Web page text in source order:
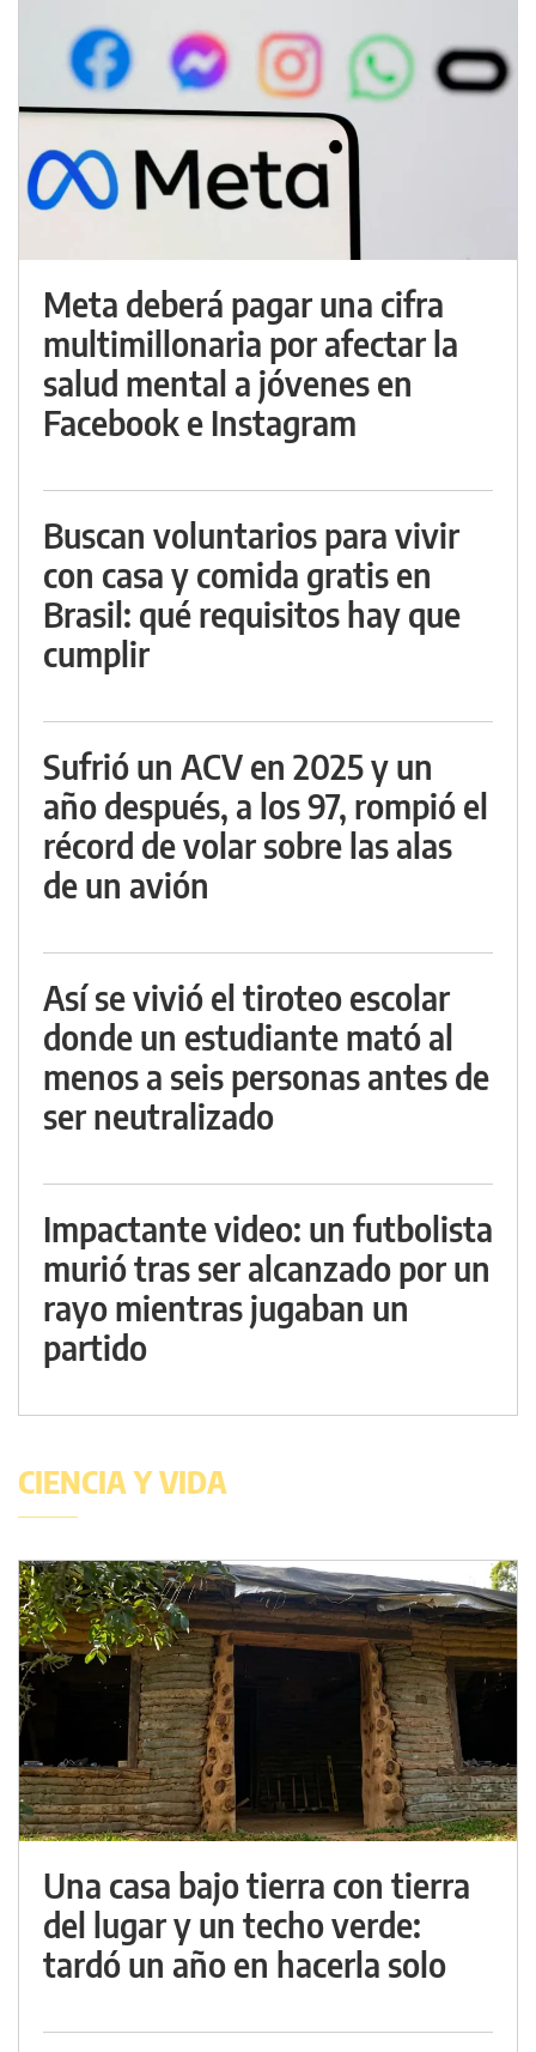
Meta deberá pagar una cifra
multimillonaria por afectar la
salud mental a jóvenes en
Facebook e Instagram
Buscan voluntarios para vivir
con casa y comida gratis en
Brasil: qué requisitos hay que
cumplir
Sufrió un ACV en 2025 y un
año después, a los 97, rompió el
récord de volar sobre las alas
de un avión
Así se vivió el tiroteo escolar
donde un estudiante mató al
menos a seis personas antes de
ser neutralizado
Impactante video: un futbolista
murió tras ser alcanzado por un
rayo mientras jugaban un
partido
CIENCIA Y VIDA
Una casa bajo tierra con tierra
del lugar y un techo verde:
tardó un año en hacerla solo